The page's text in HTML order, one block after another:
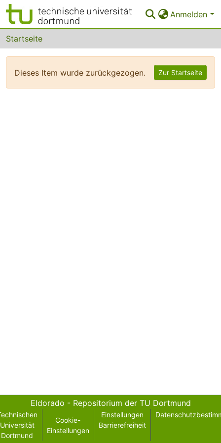
Anmelden
Bereiche & Sammlungen
Das gesamte Repositorium
FAQ
Startseite
Dieses Item wurde zurückgezogen. Zur Startseite
Eldorado - Repositorium der TU Dortmund
Universität
Dortmund
Cookie-
Einstellungen
Einstellungen
Barrierefreiheit